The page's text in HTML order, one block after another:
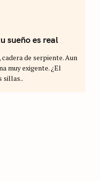
sueño es real
de serpiente. Aun
muy exigente. ¿El
sillas..